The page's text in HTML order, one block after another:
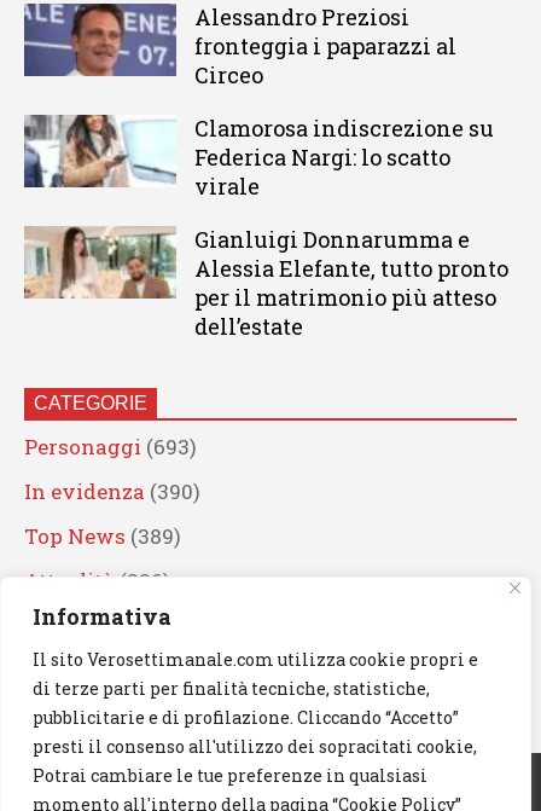
Informativa
Il sito Verosettimanale.com utilizza cookie propri e
di terze parti per finalità tecniche, statistiche,
pubblicitarie e di profilazione. Cliccando “Accetto”
presti il consenso all'utilizzo dei sopracitati cookie,
Potrai cambiare le tue preferenze in qualsiasi
momento all'interno della pagina “Cookie Policy”
Alessandro Preziosi
fronteggia i paparazzi al
Circeo
Clamorosa indiscrezione su
Federica Nargi: lo scatto
virale
Gianluigi Donnarumma e
Alessia Elefante, tutto pronto
per il matrimonio più atteso
dell’estate
CATEGORIE
Personaggi (693)
In evidenza (390)
Top News (389)
Attualità (336)
Eventi(331)
Artisti (241)
News(239)
Cerca